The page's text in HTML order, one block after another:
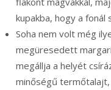
kupakba, hogy a
Soha nem volt még
megüresedett
megállja a helyét
minőségű